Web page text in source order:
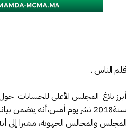
قلم الناس .
أبرز بلاغ المجلس الأعلى للحسابات
سنة2018 نشر يوم أمس،أنه
المجلس والمجالس الجهوية، مشيرا إلى